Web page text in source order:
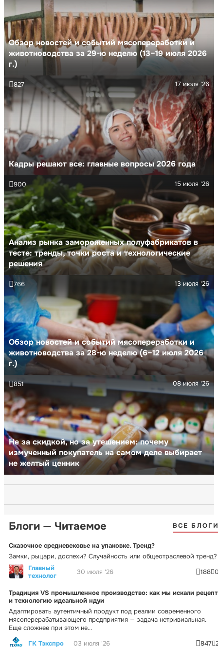
Обзор новостей и событий мясопереработки и
животноводства за 29-ю неделю (13–19 июля 2026
г.)
Кадры решают все: главные вопросы 2026 года
17 июля '26
827
Анализ рынка замороженных полуфабрикатов в
тесте: тренды, точки роста и технологические
решения
15 июля '26
900
Обзор новостей и событий мясопереработки и
животноводства за 28-ю неделю (6–12 июля 2026
г.)
13 июля '26
766
Не за скидкой, но за утешением: почему
измученный покупатель на самом деле выбирает
не желтый ценник
08 июля '26
851
Блоги — Читаемое ВСЕ
Сказочное средневековье на упаковке. Тренд?
Замки, рыцари, доспехи? Случайность или общеотраслевой тренд?
Главный
технолог
30 июля '26 188
Традиция VS промышленное производство: как мы искали рецепт
и технологию идеальной ндуи
Адаптировать аутентичный продукт под реалии современного
мясоперерабатывающего предприятия — задача нетривиальная.
Еще сложнее при этом не...
ГК Тэкспро
03 июля '26 847